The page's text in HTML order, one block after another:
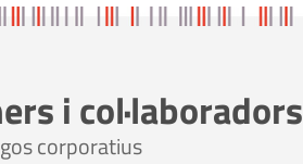
i col·laboradors
corporatius